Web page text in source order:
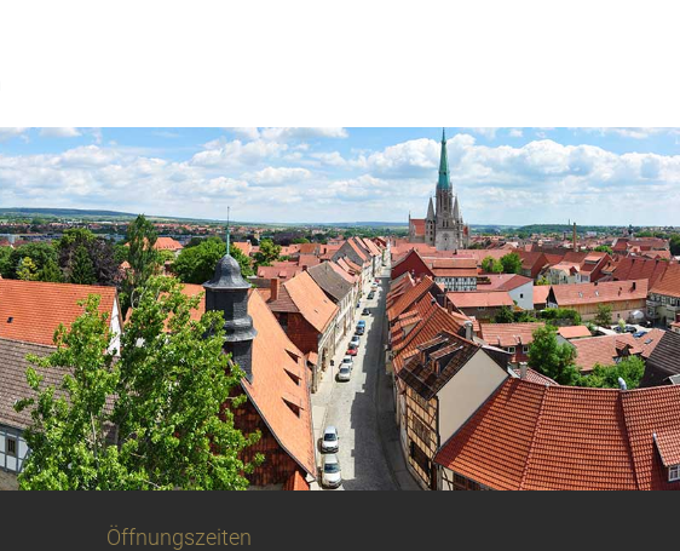
Öffnungszeiten